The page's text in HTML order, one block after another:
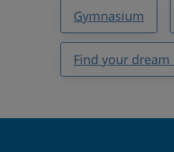
Gymnasium
Find your dream